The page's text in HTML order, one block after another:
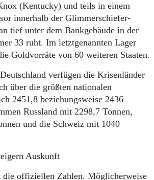
(Kentucky) und teils in einem
innerhalb der Glimmerschiefer-
tief unter dem Bankgebäude in der
33 ruht. Im letztgenannten Lager
Goldvorräte von 60 weiteren Staaten.
verfügen die Krisenländer
über die größten nationalen
2451,8 beziehungsweise 2436
Russland mit 2298,7 Tonnen,
und die Schweiz mit 1040
Auskunft
die offiziellen Zahlen. Möglicherweise